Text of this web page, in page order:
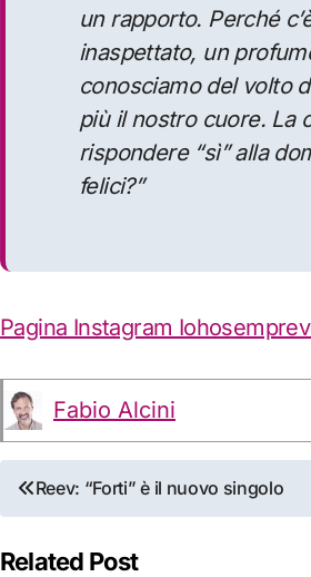
un rapporto. Perché
inaspettato, un
conosciamo del volto
più il nostro cuore. La
rispondere “sì” alla
felici?”
Pagina Instagram
Fabio Alcini
Navigazione
articoli
Reev: “Forti” è il nuovo singolo
Related Post